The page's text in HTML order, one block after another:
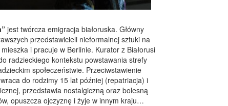
jest twórcza emigracja białoruska. Główny
przedstawicieli nieformalnej sztuki na
i pracuje w Berlinie. Kurator z Białorusi
radzieckiego kontekstu powstawania strefy
społeczeństwie. Przeciwstawienie
do rodzimy 15 lat później (repatriacja) i
przedstawia nostalgiczną oraz bolesną
opuszcza ojczyznę i żyje w innym kraju…